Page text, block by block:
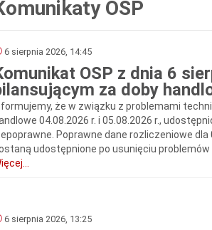
OSP
6 sierpnia 2026, 14:45
OSP z dnia 6
za doby
że w związku z problemami
04.08.2026 r. i 05.08.2026 r.,
Poprawne dane rozliczeniowe
udostępnione po usunięciu
6 sierpnia 2026, 13:25